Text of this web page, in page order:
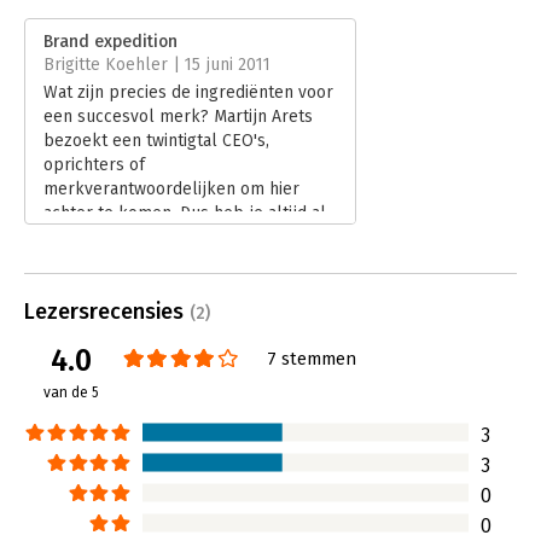
Uitgever:
Druk:
Verschijningsdatum:
26-3-2011
Hoofdrubriek: Marketing
Brand expedition
Brigitte Koehler | 15 juni 2011
Wat zijn precies de ingrediënten voor
een succesvol merk? Martijn Arets
bezoekt een twintigtal CEO's,
oprichters of
merkverantwoordelijken om hier
achter te komen. Dus heb je altijd al
Lees verder
Lezersrecensies (2)
4.0
van de 5
7 stemmen
3
3
0
0